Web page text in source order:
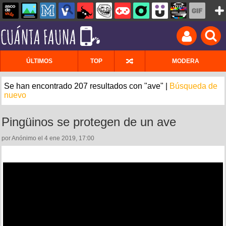
ÚLTIMOS TOP MODERA
Se han encontrado 207 resultados con "ave" |
Búsqueda de
nuevo
Pingüinos se protegen de un ave
por Anónimo el 4 ene 2019, 17:00